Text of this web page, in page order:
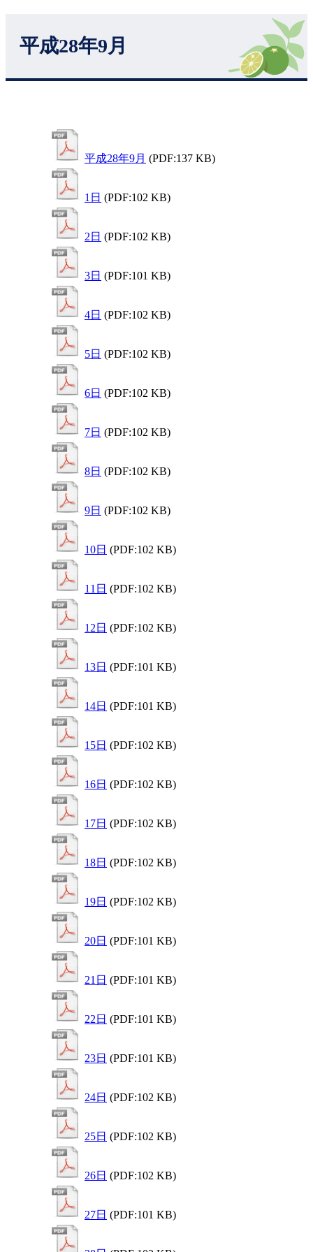
平成28年9月
平成28年9月 (PDF:137 KB)
1日 (PDF:102 KB)
2日 (PDF:102 KB)
3日 (PDF:101 KB)
4日 (PDF:102 KB)
5日 (PDF:102 KB)
6日 (PDF:102 KB)
7日 (PDF:102 KB)
8日 (PDF:102 KB)
9日 (PDF:102 KB)
10日 (PDF:102 KB)
11日 (PDF:102 KB)
12日 (PDF:102 KB)
13日 (PDF:101 KB)
14日 (PDF:101 KB)
15日 (PDF:102 KB)
16日 (PDF:102 KB)
17日 (PDF:102 KB)
18日 (PDF:102 KB)
19日 (PDF:102 KB)
20日 (PDF:101 KB)
21日 (PDF:101 KB)
22日 (PDF:101 KB)
23日 (PDF:101 KB)
24日 (PDF:102 KB)
25日 (PDF:102 KB)
26日 (PDF:102 KB)
27日 (PDF:101 KB)